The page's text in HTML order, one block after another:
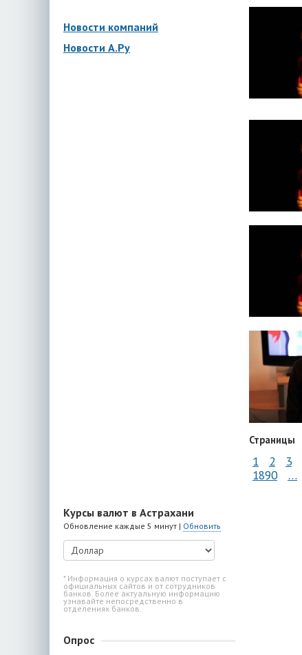
Новости компаний
Новости А.Ру
Курсы валют в Астрахани
Обновление каждые 5 минут | Обновить
* Информация о курсах валют поступает с
официальных сайтов и от сотрудников
банков. Более актуальную информацию
узнавайте непосредственно в
отделениях банков.
Опрос
Страницы
1
2 3
1890
…